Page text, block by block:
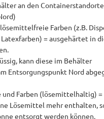
an den
Farben (z.B.
= ausgehärtet in
kann diese im Behälter
Entsorgungspunkt Nord
und Farben (lösemittelhaltig)
Lösemittel mehr enthalten,
entsorgt werden können.